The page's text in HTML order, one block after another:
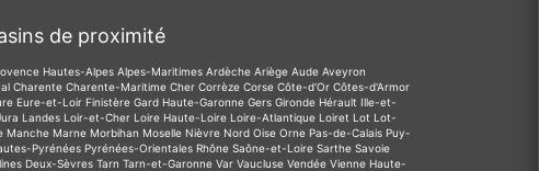
de proximité
Hautes-Alpes Alpes-Maritimes Ardèche Ariège Aude Aveyron
Charente Charente-Maritime Cher Corrèze Corse Côte-d'Or Côtes-d'Armor
Eure-et-Loir Finistère Gard Haute-Garonne Gers Gironde Hérault Ille-et-
Landes Loir-et-Cher Loire Haute-Loire Loire-Atlantique Loiret Lot Lot-
Manche Marne Morbihan Moselle Nièvre Nord Oise Orne Pas-de-Calais Puy-
Pyrénées Pyrénées-Orientales Rhône Saône-et-Loire Sarthe Savoie
Deux-Sèvres Tarn Tarn-et-Garonne Var Vaucluse Vendée Vienne Haute-